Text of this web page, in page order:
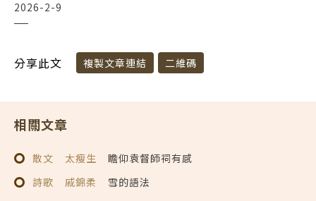
2026-2-9
分享此文 複製文章連結 二維碼
相關文章
散文 太瘦生
瞻仰袁督師祠有感
詩歌
戚錦柔
雪的語法